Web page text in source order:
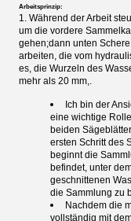
Arbeitsprinzip:
1. Während der Arbeit
um die vordere
gehen;dann unten
arbeiten, die vom
es, die Wurzeln des
mehr als 20 mm,.
Ich bin der
eine wichtige
beiden
ersten Schritt des
beginnt die
befindet, unter
geschnittenen
die Sammlung zu
Nachdem die
vollständig mit